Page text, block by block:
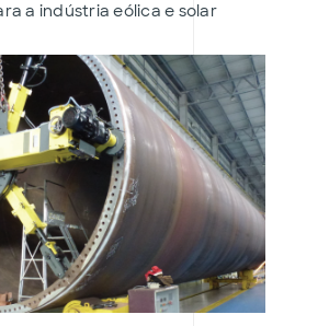
a indústria eólica e solar